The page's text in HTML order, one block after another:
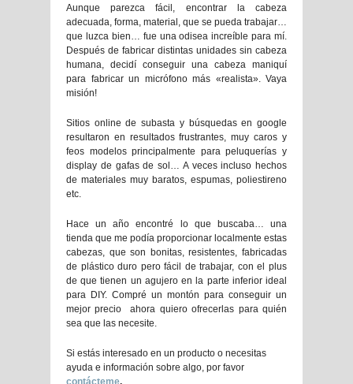
Aunque parezca fácil, encontrar la cabeza
adecuada, forma, material, que se pueda trabajar…
que luzca bien… fue una odisea increíble para mí.
Después de fabricar distintas unidades sin cabeza
humana, decidí conseguir una cabeza maniquí
para fabricar un micrófono más «realista». Vaya
misión!
Sitios online de subasta y búsquedas en google
resultaron en resultados frustrantes, muy caros y
feos modelos principalmente para peluquerías y
display de gafas de sol… A veces incluso hechos
de materiales muy baratos, espumas, poliestireno
etc.
Hace un año encontré lo que buscaba… una
tienda que me podía proporcionar localmente estas
cabezas, que son bonitas, resistentes, fabricadas
de plástico duro pero fácil de trabajar, con el plus
de que tienen un agujero en la parte inferior ideal
para DIY. Compré un montón para conseguir un
mejor precio ahora quiero ofrecerlas para quién
sea que las necesite.
Si estás interesado en un producto o necesitas
ayuda e información sobre algo, por favor
contácteme.